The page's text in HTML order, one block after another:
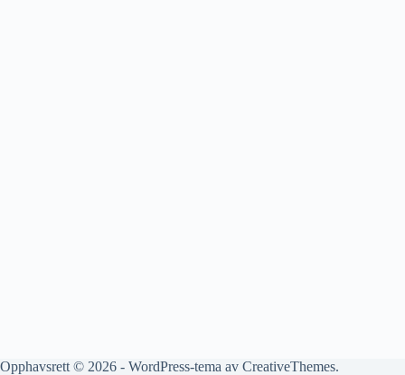
Opphavsrett © 2026 - WordPress-tema av CreativeThemes.